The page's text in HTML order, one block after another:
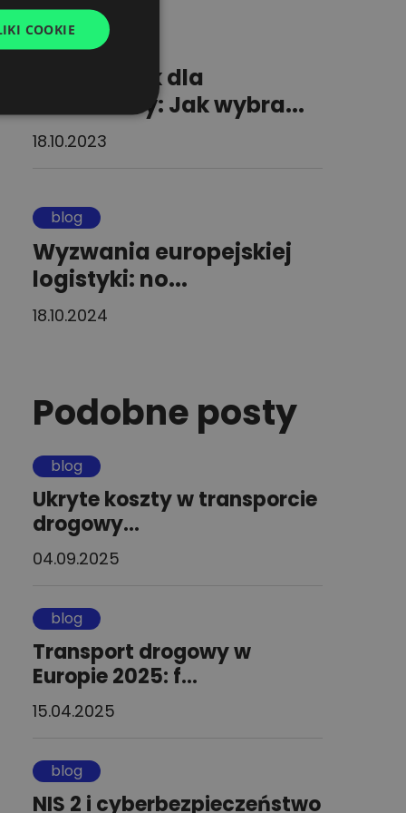
Przewodnik dla
załadowcy: Jak wybra...
18.10.2023
blog
Wyzwania europejskiej
logistyki: no...
18.10.2024
Podobne posty
blog
Ukryte koszty w transporcie
drogowy...
04.09.2025
blog
Transport drogowy w
Europie 2025: f...
15.04.2025
blog
NIS 2 i cyberbezpieczeństwo
UKRAINIAN
FRENCH
DUTCH
COOKIE